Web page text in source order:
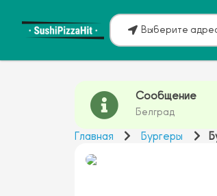
Выберите
Сообщение
Белград
Главная Бургеры